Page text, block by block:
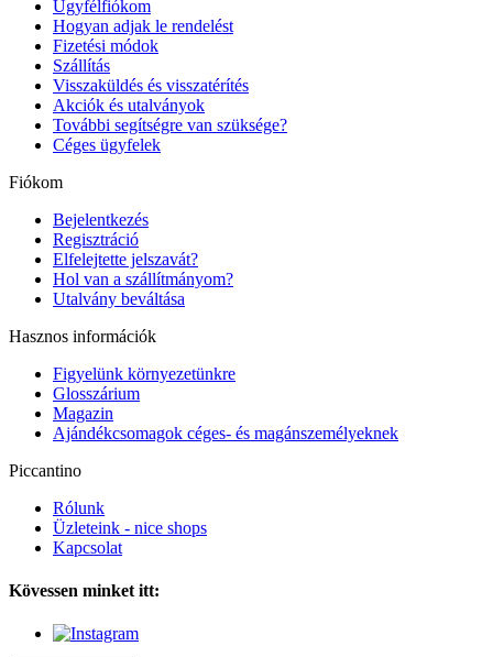
Ügyfélfiókom
Hogyan adjak le rendelést
Fizetési módok
Szállítás
Visszaküldés és visszatérítés
Akciók és utalványok
További segítségre van szüksége?
Céges ügyfelek
Fiókom
Bejelentkezés
Regisztráció
Elfelejtette jelszavát?
Hol van a szállítmányom?
Utalvány beváltása
Hasznos információk
Figyelünk környezetünkre
Glosszárium
Magazin
Ajándékcsomagok céges- és magánszemélyeknek
Piccantino
Rólunk
Üzleteink - nice shops
Kapcsolat
Kövessen minket itt: